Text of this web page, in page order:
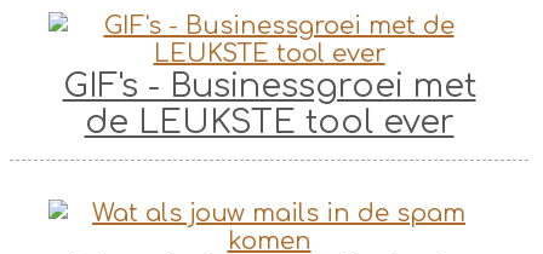
GIF's - Businessgroei met
de LEUKSTE tool ever